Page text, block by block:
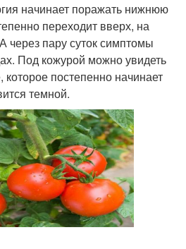
начинает поражать нижнюю
переходит вверх, на
через пару суток симптомы
Под кожурой можно увидеть
постепенно начинает
темной.